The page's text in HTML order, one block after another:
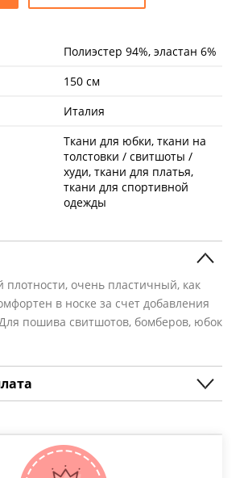
Полиэстер 94%, эластан 6%
150 см
Италия
Ткани для юбки, ткани на
толстовки / свитшоты /
худи, ткани для платья,
ткани для спортивной
одежды
плотности, очень пластичный, как
в носке за счет добавления
пошива свитшотов, бомберов, юбок